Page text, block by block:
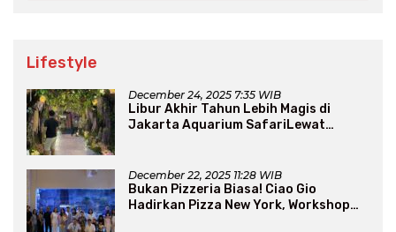
Lifestyle
December 24, 2025 7:35 WIB
Libur Akhir Tahun Lebih Magis di
Jakarta Aquarium SafariLewat
December 22, 2025 11:28 WIB
Bukan Pizzeria Biasa! Ciao Gio
Hadirkan Pizza New York, Workshop